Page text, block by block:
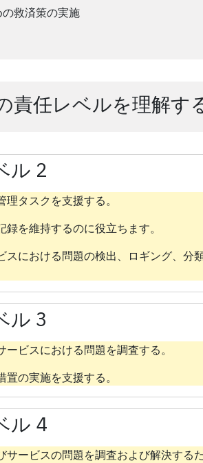
救済策の実施
責任レベルを理解す
ル 2
タスクを支援する。
を維持するのに役立ちます。
スにおける問題の検出、ロギング、分
ル 3
ビスにおける問題を調査する。
の実施を支援する。
ル 4
サービスの問題を調査および解決する